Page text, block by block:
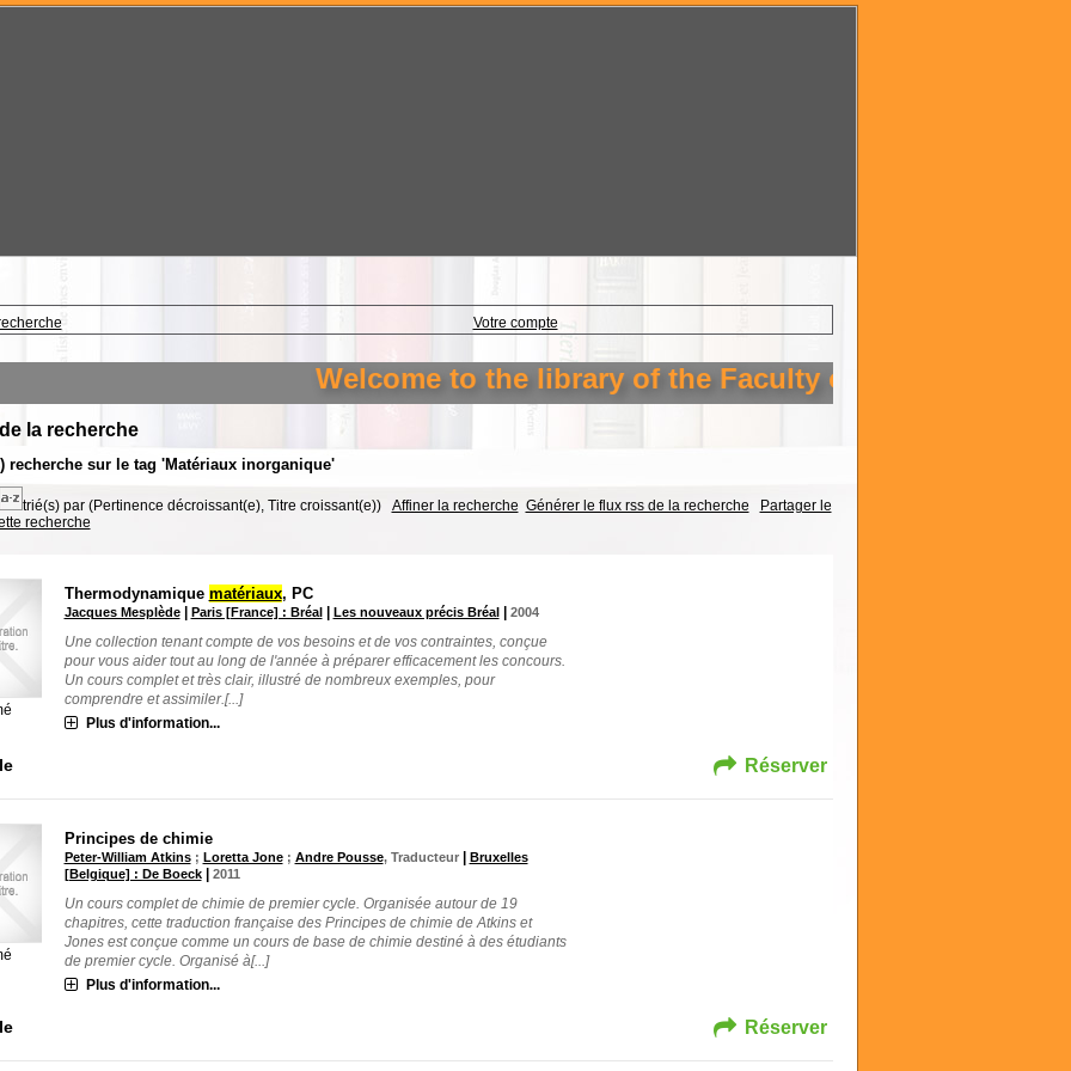
Votre compte
Welcome to the library of the Faculty of Technology
la recherche
recherche sur le tag 'Matériaux inorganique'
trié(s) par (Pertinence décroissant(e), Titre croissant(e)) Affiner la recherche Générer le flux rss de la recherche
Partager le
recherche
Thermodynamique matériaux, PC
Jacques Mesplède Paris [France] : Bréal| Les nouveaux précis Bréal| 2004
Une collection tenant compte de vos besoins et de vos contraintes, conçue
pour vous aider tout au long de l'année à préparer efficacement les concours.
Un cours complet et très clair, illustré de nombreux exemples, pour
comprendre et assimiler.[...]
Plus d'information...
Réserver
Principes de chimie
Peter-William Atkins; Loretta Jone; Andre Pousse, Traducteur
Bruxelles
[Belgique] : De Boeck| 2011
Un cours complet de chimie de premier cycle. Organisée autour de 19
chapitres, cette traduction française des Principes de chimie de Atkins et
Jones est conçue comme un cours de base de chimie destiné à des étudiants
de premier cycle. Organisé à[...]
Plus d'information...
Réserver